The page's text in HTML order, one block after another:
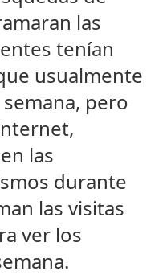
las
tenían
usualmente
pero
las
durante
las visitas
ver los